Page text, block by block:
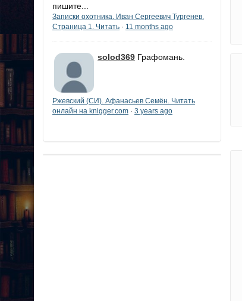
пишите...
Записки охотника. Иван Сергеевич Тургенев.
Страница 1. Читать · 11 months ago
solod369 Графомань.
Ржевский (СИ). Афанасьев Семён. Читать
онлайн на knigger.com · 3 years ago